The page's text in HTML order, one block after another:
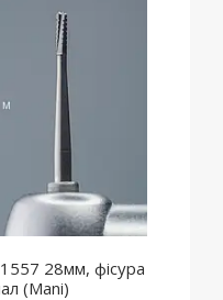
28мм, фісура
(Mani)